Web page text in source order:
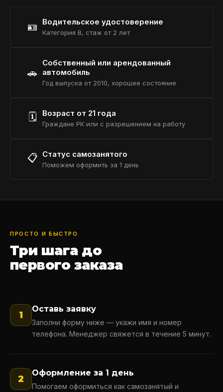
🪪 Водительское удостоверение
Категория B, стаж от 2 лет
🚗
Собственный или арендованный
автомобиль
Год выпуска от 2010, хорошее состояние
🗓️ Возраст от 21 года
Граждане РК или с разрешением на работу
📋 Статус самозанятого
Поможем оформить за 1 день
ПРОСТО И БЫСТРО
Три шага до
первого заказа
1
Оставь заявку
Заполни форму ниже — укажи имя и номер
телефона. Менеджер свяжется в течение 5 минут.
2
Оформление за 1 день
Помогаем оформиться как самозанятый и